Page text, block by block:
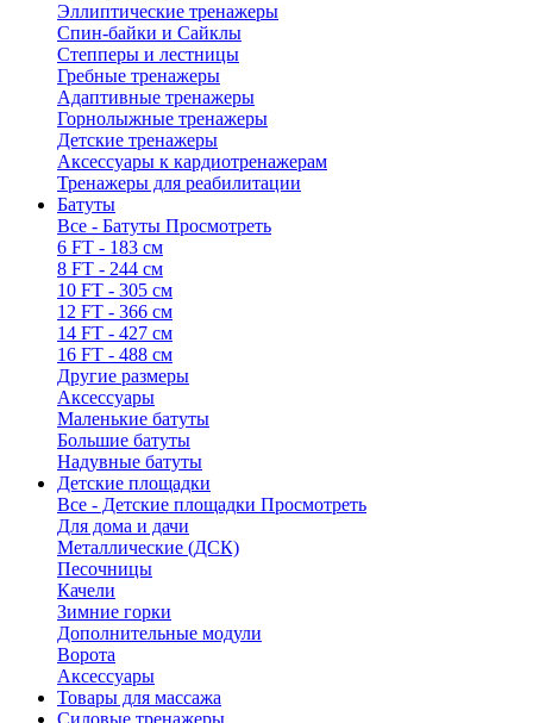
Эллиптические тренажеры
Спин-байки и Сайклы
Степперы и лестницы
Гребные тренажеры
Адаптивные тренажеры
Горнолыжные тренажеры
Детские тренажеры
Аксессуары к кардиотренажерам
Тренажеры для реабилитации
Батуты
Все - Батуты Просмотреть
6 FT - 183 см
8 FT - 244 см
10 FT - 305 см
12 FT - 366 см
14 FT - 427 см
16 FT - 488 см
Другие размеры
Аксессуары
Маленькие батуты
Большие батуты
Надувные батуты
Детские площадки
Все - Детские площадки Просмотреть
Для дома и дачи
Металлические (ДСК)
Песочницы
Качели
Зимние горки
Дополнительные модули
Ворота
Аксессуары
Товары для массажа
Силовые тренажеры